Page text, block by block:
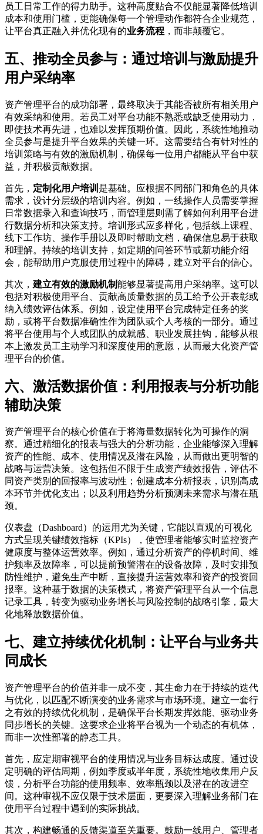
员工日常工作的得力助手。这种高度贴合不仅能显著降低培训
成本和使用门槛，更能确保每一个管理动作都符合企业规范，
让平台真正融入并优化现有的业务流程 ，而非颠覆它。
五、推动全员参与：通过培训与激励提升
用户采纳率
资产管理平台的成功部署，最终取决于其能否被所有相关用户
有效采纳和使用。若员工对平台功能不熟悉或缺乏使用动力，
即使技术再先进，也难以发挥预期价值。因此，系统性地推动
全员参与是提升平台效果的关键一环。这需要结合有针对性的
培训策略与有效的激励机制，确保每一位用户都能从平台中获
益，并积极贡献数据。
首先， 定制化用户培训 是基础。应根据不同部门和角色的具体
需求，设计分层级的培训内容。例如，一线操作人员需要掌握
日常数据录入和查询技巧，而管理层则需了解如何利用平台进
行数据分析和决策支持。培训形式应多样化，包括线上课程、
线下工作坊、操作手册以及即时帮助文档，确保信息易于获取
和理解。持续的培训支持，如定期的问答环节或新功能介绍
会，能帮助用户克服使用过程中的障碍，建立对平台的信心。
其次， 建立有效的激励机制能够显著提高用户采纳率。这可以
包括对积极使用平台、贡献高质量数据的员工给予公开表彰或
纳入绩效评估体系。例如，设定使用平台完成特定任务的奖
励，或将平台数据准确性作为团队或个人考核的一部分。通过
将平台使用与个人或团队的成就感、职业发展挂钩，能够从根
本上激发员工主动学习和深度使用的意愿，从而最大化资产管
理平台的价值。
六、激活数据价值：利用报表与分析功能
辅助决策
资产管理平台的核心价值在于将海量数据转化为可操作的洞
察。通过精细化的报表与强大的分析功能，企业能够深入理解
资产的性能、成本、使用情况及潜在风险，从而做出更明智的
战略与运营决策。这包括但不限于生成资产绩效报告，评估不
同资产类别的回报率与波动性；创建成本分析报表，识别高成
本环节并优化支出；以及利用趋势分析预测未来需求与潜在瓶
颈。
仪表盘（Dashboard）的运用尤为关键，它能以直观的可视化
方式呈现关键绩效指标（KPIs），使管理者能够实时监控资产
健康度与整体运营效率。例如，通过分析资产的停机时间、维
护频率及故障率，可以提前预警潜在的设备故障，及时安排预
防性维护，避免生产中断，直接提升运营效率和资产的投资回
报率。这种基于数据的决策模式，将资产管理平台从一个信息
记录工具，转变为驱动业务增长与风险控制的战略引擎，最大
化地释放数据价值。
七、建立持续优化机制：让平台与业务共
同成长
资产管理平台的价值并非一成不变，其生命力在于持续的迭代
与优化，以匹配不断演变的业务需求与市场环境。建立一套行
之有效的持续优化机制，是确保平台长期发挥效能、驱动业务
同步增长的关键。这要求企业将平台视为一个动态的有机体，
而非一次性部署的静态工具。
首先，应定期审视平台的使用情况与业务目标达成度。通过设
定明确的评估周期，例如季度或半年度，系统性地收集用户反
馈，分析平台功能的使用频率、效率瓶颈以及潜在的改进空
间。这种审视不应仅限于技术层面，更要深入理解业务部门在
使用平台过程中遇到的实际挑战。
其次，构建畅通的反馈渠道至关重要。鼓励一线用户、管理者